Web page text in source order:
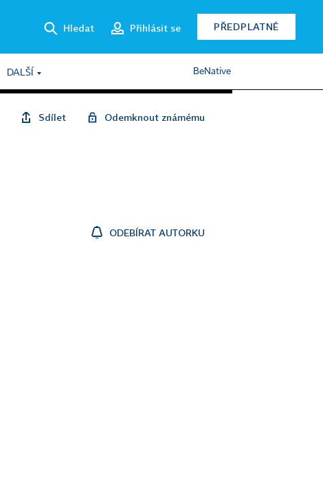
Hledat Přihlásit se PŘEDPLATNÉ
DALŠÍ BeNative
Sdílet Odemknout známému
ODEBÍRAT AUTORKU